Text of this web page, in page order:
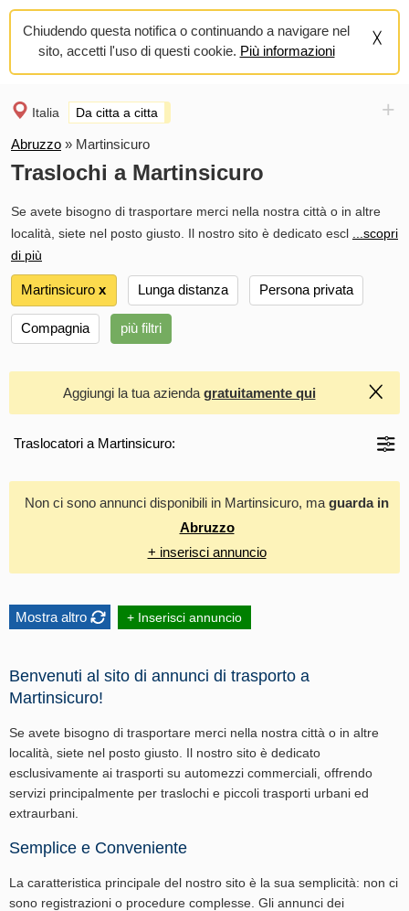
Chiudendo questa notifica o continuando a navigare nel
sito, accetti l'uso di questi cookie. Più informazioni
Italia Da citta a citta +
Abruzzo » Martinsicuro
Traslochi a Martinsicuro
Se avete bisogno di trasportare merci nella nostra città o in altre
località, siete nel posto giusto. Il nostro sito è dedicato escl
...scopri
di più
Martinsicuro х Lunga distanza Persona privata
Compagnia più filtri
Aggiungi la tua azienda gratuitamente qui
Traslocatori a Martinsicuro:
Non ci sono annunci disponibili in Martinsicuro, ma guarda in
Abruzzo
+ inserisci annuncio
Mostra altro + Inserisci annuncio
Benvenuti al sito di annunci di trasporto a
Martinsicuro!
Se avete bisogno di trasportare merci nella nostra città o in altre
località, siete nel posto giusto. Il nostro sito è dedicato
esclusivamente ai trasporti su automezzi commerciali, offrendo
servizi principalmente per traslochi e piccoli trasporti urbani ed
extraurbani.
Semplice e Conveniente
La caratteristica principale del nostro sito è la sua semplicità: non ci
sono registrazioni o procedure complesse. Gli annunci dei